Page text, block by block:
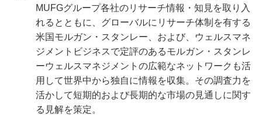
MUFGグループ各社のリサーチ情報・知見を取り入
れるとともに、グローバルにリサーチ体制を有する
米国モルガン・スタンレー、および、ウェルスマネ
ジメントビジネスで定評のあるモルガン・スタンレ
ーウェルスマネジメントの広範なネットワークも活
用して世界中から独自に情報を収集。その調査力を
活かして短期的および長期的な市場の見通しに関す
る見解を策定。